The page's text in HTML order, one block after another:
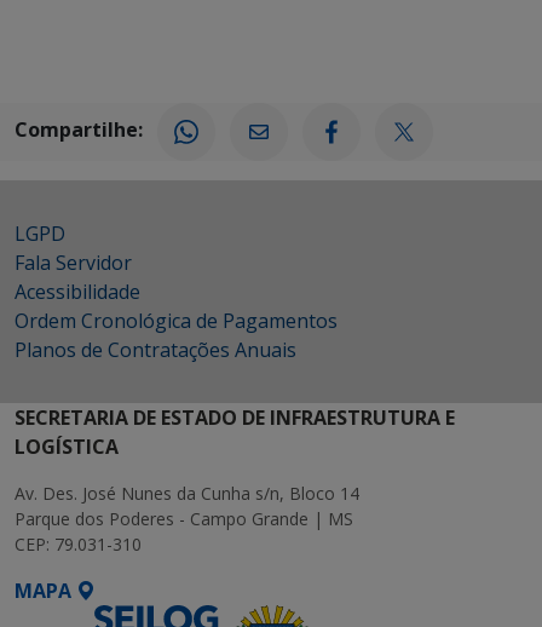
Compartilhe:
LGPD
Fala Servidor
Acessibilidade
Ordem Cronológica de Pagamentos
Planos de Contratações Anuais
SECRETARIA DE ESTADO DE INFRAESTRUTURA E
LOGÍSTICA
Av. Des. José Nunes da Cunha s/n, Bloco 14
Parque dos Poderes - Campo Grande | MS
CEP: 79.031-310
MAPA